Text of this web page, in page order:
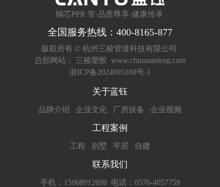
铜芯PPR 管·品质尊享·健康传承
全国服务热线：400-8165-877
版权所有 © 杭州三棱管道科技有限公司
总部网站： 三棱塑胶 www.chinasanleng.com
浙ICP备2024095188号-1
关于蓝钰
品牌介绍 企业文化 厂房设备 企业视频
工程案例
工程 别墅 平层 自建
联系我们
手机：15068912698 电话：0570-4057759